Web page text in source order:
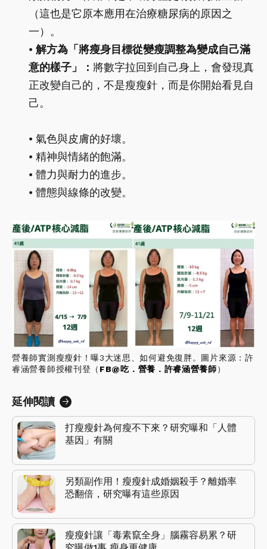
（這也是它原本應用在治療糖尿病的原因之
一）。
⦁ 解方為「將瘦身目標從變瘦調整為變成自己滿
意的樣子」： 將數字拉回到自己身上，會發現真
正改變自己的，不是瘦瘦針，而是你開始看見自
己。
⦁ 氣色與皮膚的好壞。
⦁ 精神與情緒的飽滿。
⦁ 體力與耐力的進步。
⦁ 體態與線條的改變。
營養師實測瘦瘦針！曝3大迷思、如何避免復胖。圖片來源：許
睿涵營養師授權刊登（ FB@吃．營養．許睿涵營養師）
延伸閱讀
打瘦瘦針為何瘦不下來？研究曝和「人體
基因」有關
另類副作用！瘦瘦針成婚姻殺手？離婚率
恐翻倍，研究曝有這些原因
瘦瘦針讓「毒素竄全身」腦霧容易累？研